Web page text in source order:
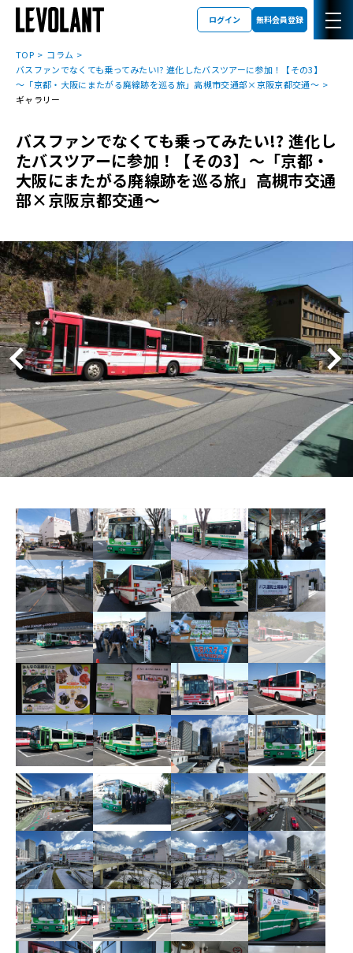
ログイン 無料会員登録
TOP
コラム
バスファンでなくても乗ってみたい!? 進化したバスツアーに参加！【その3】
～「京都・大阪にまたがる廃線跡を巡る旅」高槻市交通部×京阪京都交通～
ギャラリー
バスファンでなくても乗ってみたい!? 進化し
たバスツアーに参加！【その3】～「京都・
大阪にまたがる廃線跡を巡る旅」高槻市交通
部×京阪京都交通～